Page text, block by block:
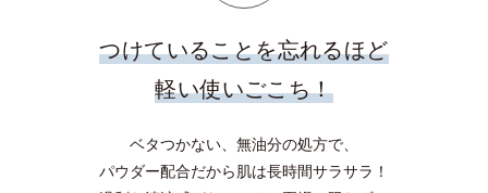
つけていることを忘れるほど
軽い使いごこち！
ベタつかない、無油分の処方で、
パウダー配合だから肌は長時間サラサラ！